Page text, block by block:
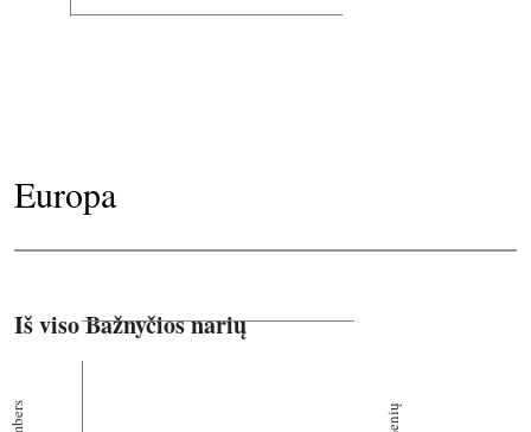
Europa
Iš viso Bažnyčios narių